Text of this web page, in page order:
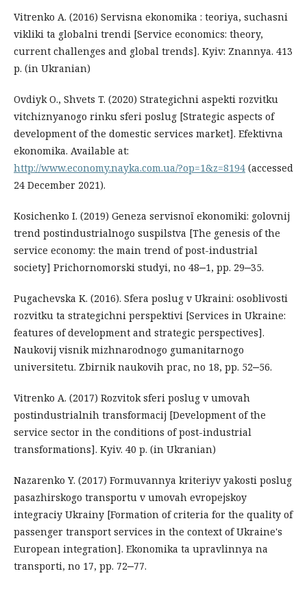
Vitrenko A. (2016) Servіsna ekonomіka : teorіya, suchasnі
vikliki ta globalnі trendi [Service economics: theory,
current challenges and global trends]. Kyiv: Znannya. 413
р. (in Ukranian)
Ovdiyk O., Shvets T. (2020) Strategіchnі aspekti rozvitku
vіtchiznyanogo rinku sferi poslug [Strategic aspects of
development of the domestic services market]. Efektivna
ekonomіka. Available at:
http://www.economy.nayka.com.ua/?op=1&z=8194 (accessed
24 December 2021).
Kosichenko I. (2019) Geneza servіsnoї ekonomіki: golovnij
trend postіndustrіalnogo suspіlstva [The genesis of the
service economy: the main trend of post-industrial
society] Prichornomorskі studyi, no 48‒1, pp. 29‒35.
Pugachevska K. (2016). Sfera poslug v Ukrainі: osoblivostі
rozvitku ta strategіchnі perspektivi [Services in Ukraine:
features of development and strategic perspectives].
Naukovij vіsnik mіzhnarodnogo gumanіtarnogo
unіversitetu. Zbіrnik naukovih prac, no 18, pp. 52‒56.
Vitrenko A. (2017) Rozvitok sferi poslug v umovah
postіndustrіalnih transformacіj [Development of the
service sector in the conditions of post-industrial
transformations]. Kyiv. 40 p. (in Ukranian)
Nazarenko Y. (2017) Formuvannya kriterіyv yakostі poslug
pasazhirskogo transportu v umovah evropejskoy
іntegracіy Ukrainy [Formation of criteria for the quality of
passenger transport services in the context of Ukraine's
European integration]. Ekonomіka ta upravlіnnya na
transportі, no 17, pp. 72‒77.